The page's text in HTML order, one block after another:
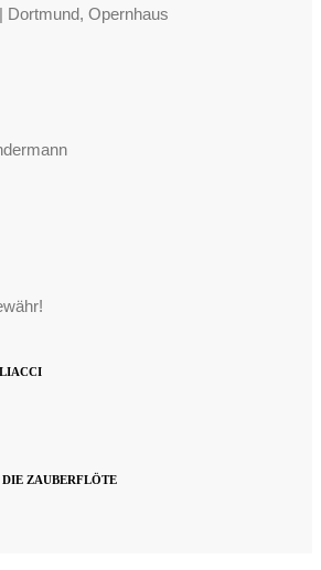
Dortmund, Opernhaus
DIE ZAUBERFLÖTE